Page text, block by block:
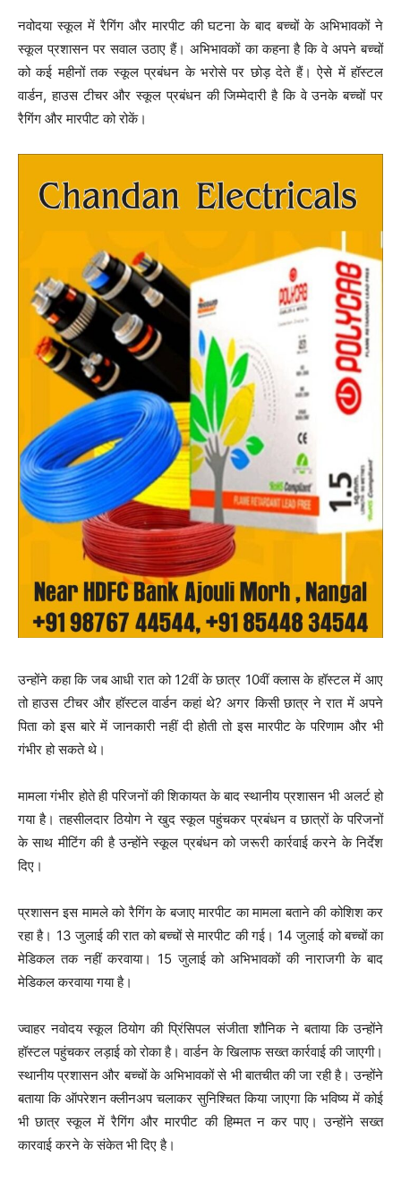
नवोदया स्कूल में रैगिंग और मारपीट की घटना के बाद बच्चों के अभिभावकों ने
स्कूल प्रशासन पर सवाल उठाए हैं। अभिभावकों का कहना है कि वे अपने बच्चों
को कई महीनों तक स्कूल प्रबंधन के भरोसे पर छोड़ देते हैं। ऐसे में हॉस्टल
वार्डन, हाउस टीचर और स्कूल प्रबंधन की जिम्मेदारी है कि वे उनके बच्चों पर
रैगिंग और मारपीट को रोकें।
उन्होंने कहा कि जब आधी रात को 12वीं के छात्र 10वीं क्लास के हॉस्टल में आए
तो हाउस टीचर और हॉस्टल वार्डन कहां थे? अगर किसी छात्र ने रात में अपने
पिता को इस बारे में जानकारी नहीं दी होती तो इस मारपीट के परिणाम और भी
गंभीर हो सकते थे।
मामला गंभीर होते ही परिजनों की शिकायत के बाद स्थानीय प्रशासन भी अलर्ट हो
गया है। तहसीलदार ठियोग ने खुद स्कूल पहुंचकर प्रबंधन व छात्रों के परिजनों
के साथ मीटिंग की है उन्होंने स्कूल प्रबंधन को जरूरी कार्रवाई करने के निर्देश
दिए।
प्रशासन इस मामले को रैगिंग के बजाए मारपीट का मामला बताने की कोशिश कर
रहा है। 13 जुलाई की रात को बच्चों से मारपीट की गई। 14 जुलाई को बच्चों का
मेडिकल तक नहीं करवाया। 15 जुलाई को अभिभावकों की नाराजगी के बाद
मेडिकल करवाया गया है।
ज्वाहर नवोदय स्कूल ठियोग की प्रिंसिपल संजीता शौनिक ने बताया कि उन्होंने
हॉस्टल पहुंचकर लड़ाई को रोका है। वार्डन के खिलाफ सख्त कार्रवाई की जाएगी।
स्थानीय प्रशासन और बच्चों के अभिभावकों से भी बातचीत की जा रही है। उन्होंने
बताया कि ऑपरेशन क्लीनअप चलाकर सुनिश्चित किया जाएगा कि भविष्य में कोई
भी छात्र स्कूल में रैगिंग और मारपीट की हिम्मत न कर पाए। उन्होंने सख्त
कारवाई करने के संकेत भी दिए है।